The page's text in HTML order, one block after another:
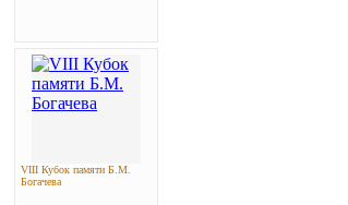
VIII Кубок памяти Б.М.
Богачева